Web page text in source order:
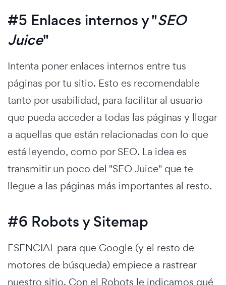
#5 Enlaces internos y "SEO
Juice"
Intenta poner enlaces internos entre tus
páginas por tu sitio. Esto es recomendable
tanto por usabilidad, para facilitar al usuario
que pueda acceder a todas las páginas y llegar
a aquellas que están relacionadas con lo que
está leyendo, como por SEO. La idea es
transmitir un poco del "SEO Juice" que te
llegue a las páginas más importantes al resto.
#6 Robots y Sitemap
ESENCIAL para que Google (y el resto de
motores de búsqueda) empiece a rastrear
nuestro sitio. Con el Robots le indicamos qué